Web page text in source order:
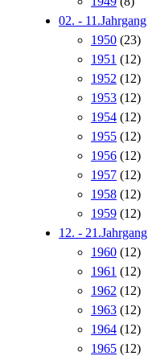
02. - 11.Jahrgang
1950 (23)
1951 (12)
1952 (12)
1953 (12)
1954 (12)
1955 (12)
1956 (12)
1957 (12)
1958 (12)
1959 (12)
12. - 21.Jahrgang
1960 (12)
1961 (12)
1962 (12)
1963 (12)
1964 (12)
1965 (12)